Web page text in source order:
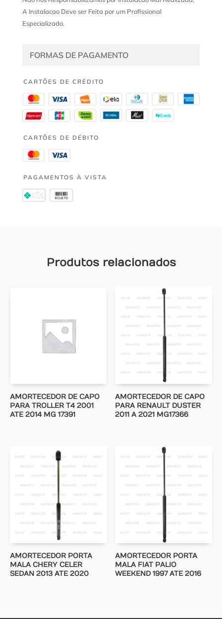
A Instalacao Deve ser Feita por um Profissional
Especializado.
FORMAS DE PAGAMENTO
CARTÕES DE CRÉDITO
CARTÕES DE DÉBITO
PAGAMENTOS À VISTA
Produtos relacionados
AMORTECEDOR DE CAPO
PARA TROLLER T4 2001
ATE 2014 MG 17391
AMORTECEDOR DE CAPO
PARA RENAULT DUSTER
2011 A 2021 MG17366
AMORTECEDOR PORTA
MALA CHERY CELER
SEDAN 2013 ATE 2020
AMORTECEDOR PORTA
MALA FIAT PALIO
WEEKEND 1997 ATE 2016